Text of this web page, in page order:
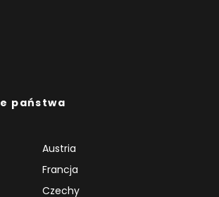
państwa
Austria
Francja
Czechy